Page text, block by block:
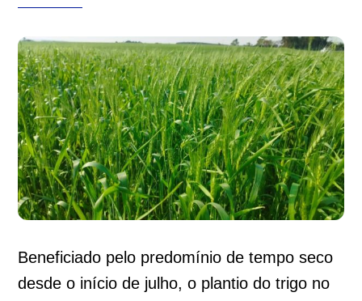
Beneficiado pelo predomínio de tempo seco
desde o início de julho, o plantio do trigo no